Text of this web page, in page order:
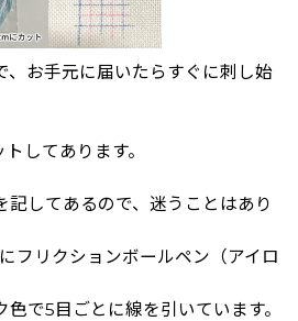
、お手元に届いたらすぐに刺し始
してあります。
記してあるので、迷うことはあり
フリクションボールペン（アイロ
で5目ごとに線を引いています。